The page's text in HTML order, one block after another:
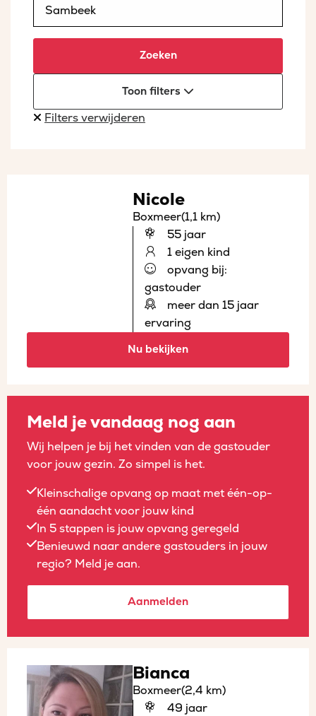
Zoeken
Toon filters
Filters verwijderen
Nicole
Boxmeer(1,1 km)
55 jaar
1 eigen kind
opvang bij:
gastouder
meer dan 15 jaar
ervaring
Nu bekijken
Meld je vandaag nog aan
Wij helpen je bij het vinden van de gastouder
voor jouw gezin. Zo simpel is het.
Kleinschalige opvang op maat met één-op-
één aandacht voor jouw kind
In 5 stappen is jouw opvang geregeld
Benieuwd naar andere gastouders in jouw
regio? Meld je aan.
Aanmelden
Bianca
Boxmeer(2,4 km)
49 jaar